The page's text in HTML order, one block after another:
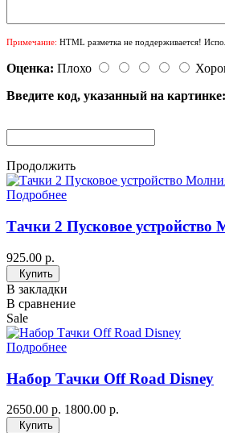
Примечание: HTML разметка не поддерживается!
Оценка: Плохо
Введите код, указанный на картинке:
Продолжить
Подробнее
Тачки 2 Пусковое
925.00 р.
Купить
В закладки
В сравнение
Sale
Подробнее
Набор Тачки Off Road Disney
2650.00 р. 1800.00 р.
Купить